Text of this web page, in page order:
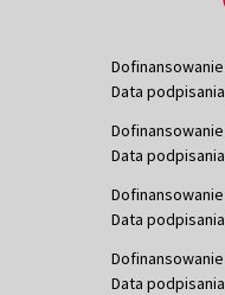
Dofinansowanie
Data
Dofinansowanie
Data podpisania
Dofinansowanie
Data
Dofinansowanie
Data